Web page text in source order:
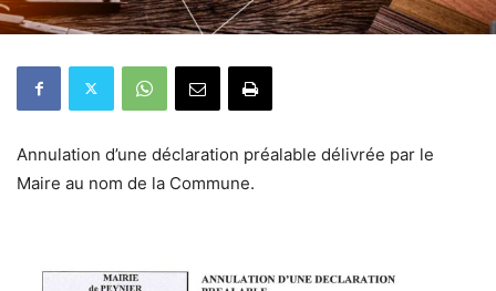
Annulation d’une déclaration préalable délivrée par le
Maire au nom de la Commune.